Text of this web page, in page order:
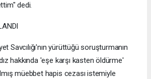
dedi.
Savcılığı'nın yürüttüğü soruşturmanın
hakkında 'eşe karşı kasten öldürme'
müebbet hapis cezası istemiyle